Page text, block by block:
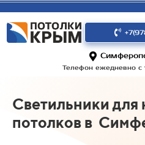
Телефон ежедневно с
Светильники для
потолков в